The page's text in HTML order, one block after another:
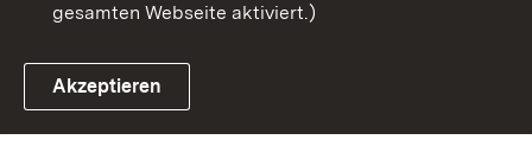
Link zum Landesportal
gesamten Webseite aktiviert.)
Akzeptieren